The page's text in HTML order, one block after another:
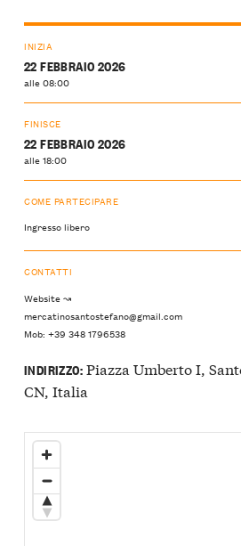
INIZIA
22 FEBBRAIO 2026
alle 08:00
FINISCE
22 FEBBRAIO 2026
alle 18:00
COME PARTECIPARE
Ingresso libero
CONTATTI
Website ↝
mercatinosantostefano@gmail.com
Mob: +39 348 1796538
INDIRIZZO:Piazza Umberto I,
CN, Italia